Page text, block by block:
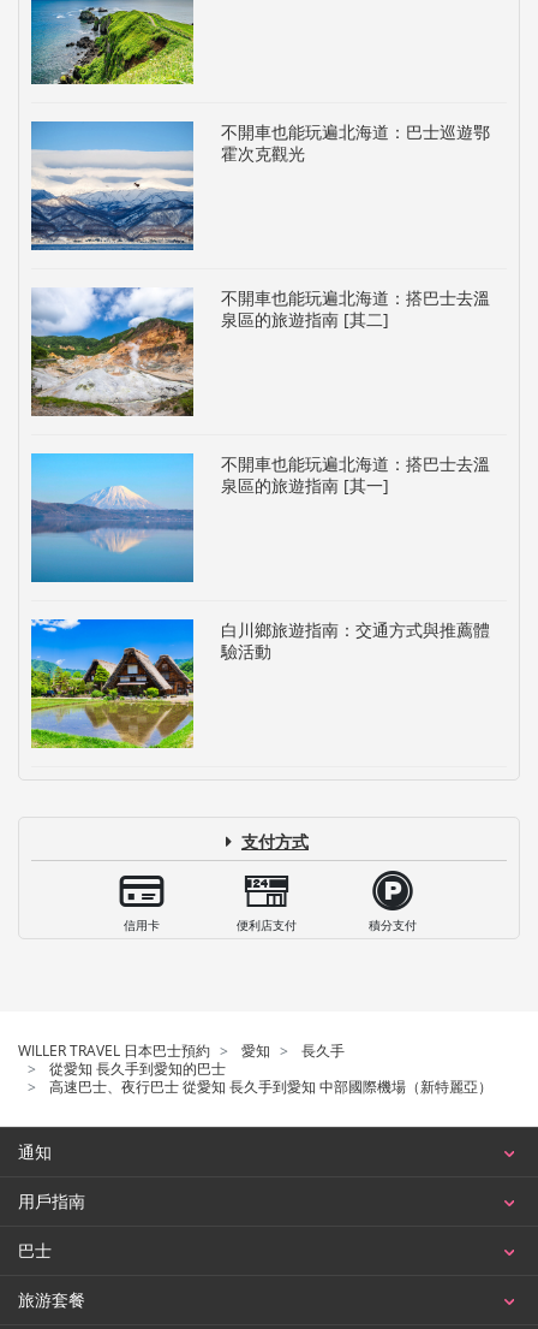
不開車也能玩遍北海道：巴士巡遊鄂
霍次克觀光
不開車也能玩遍北海道：搭巴士去溫
泉區的旅遊指南 [其二]
不開車也能玩遍北海道：搭巴士去溫
泉區的旅遊指南 [其一]
白川鄉旅遊指南：交通方式與推薦體
驗活動
支付方式
信用卡 便利店支付 積分支付
WILLER TRAVEL 日本巴士預約 愛知
長久手
從愛知 長久手到愛知的巴士
高速巴士、夜行巴士 從愛知 長久手到愛知 中部國際機場（新特麗亞）
通知
用戶指南
巴士
旅游套餐